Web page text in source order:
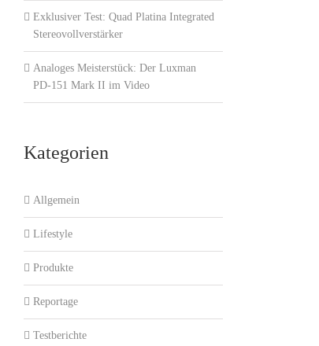
Exklusiver Test: Quad Platina Integrated
Stereovollverstärker
Analoges Meisterstück: Der Luxman
PD-151 Mark II im Video
Kategorien
Allgemein
Lifestyle
Produkte
Reportage
Testberichte